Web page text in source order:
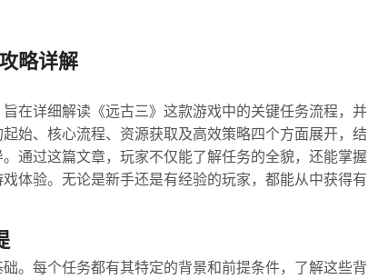
略详解
在详细解读《远古三》这款游戏中的关键任务流程，并
始、核心流程、资源获取及高效策略四个方面展开，结
通过这篇文章，玩家不仅能了解任务的全貌，还能掌握
体验。无论是新手还是有经验的玩家，都能从中获得有
。每个任务都有其特定的背景和前提条件，了解这些背